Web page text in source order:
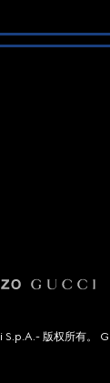
版权所有。